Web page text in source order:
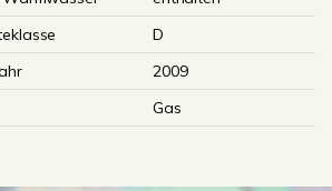
D
2009
Gas